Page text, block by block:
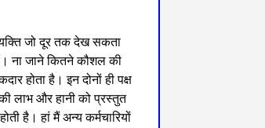
जो दूर तक देख सकता
ना जाने कितने कौशल की
होता है। इन दोनों ही पक्ष
लाभ और हानी को प्रस्तुत
है। हां मैं अन्य कर्मचारियों